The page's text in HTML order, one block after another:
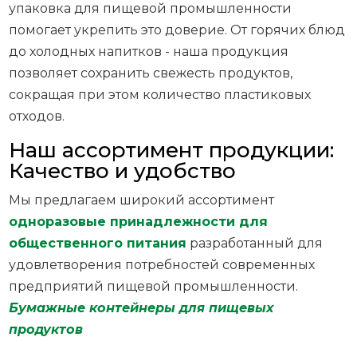
упаковка для пищевой промышленности
помогает укрепить это доверие. От горячих блюд
до холодных напитков - наша продукция
позволяет сохранить свежесть продуктов,
сокращая при этом количество пластиковых
отходов.
Наш ассортимент продукции:
Качество и удобство
Мы предлагаем широкий ассортимент
одноразовые принадлежности для
общественного питания разработанный для
удовлетворения потребностей современных
предприятий пищевой промышленности.
Бумажные контейнеры для пищевых
продуктов